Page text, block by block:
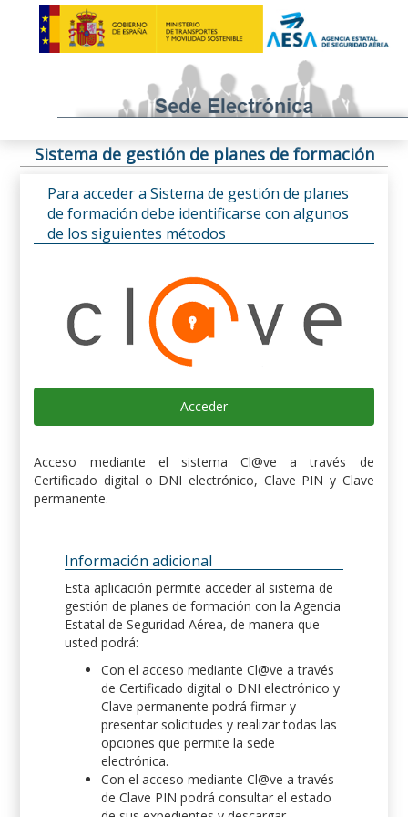
Sistema de gestión de planes de formación
Para acceder a Sistema de gestión de planes
de formación debe identificarse con algunos
de los siguientes métodos
Acceder
Acceso mediante el sistema Cl@ve a través de
Certificado digital o DNI electrónico, Clave PIN y Clave
permanente.
Información adicional
Esta aplicación permite acceder al sistema de
gestión de planes de formación con la Agencia
Estatal de Seguridad Aérea, de manera que
usted podrá:
Con el acceso mediante Cl@ve a través
de Certificado digital o DNI electrónico y
Clave permanente podrá firmar y
presentar solicitudes y realizar todas las
opciones que permite la sede
electrónica.
Con el acceso mediante Cl@ve a través
de Clave PIN podrá consultar el estado